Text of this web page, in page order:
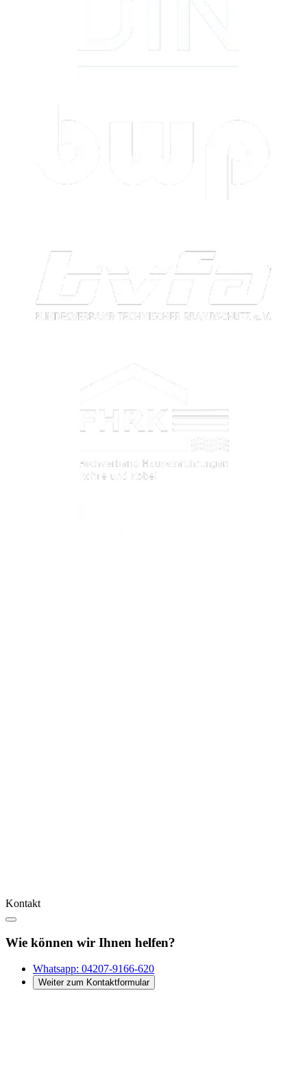
Kontakt
Wie können wir Ihnen helfen?
Whatsapp: 04207-9166-620